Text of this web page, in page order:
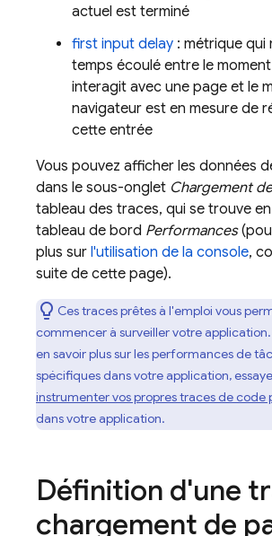
actuel est terminé
first input delay : métrique qui
temps écoulé entre le
interagit avec une page et le
navigateur est en mesure de
cette entrée
Vous pouvez afficher les données
dans le sous-onglet Chargement
tableau des traces, qui se trouve
tableau de bord Performances
plus sur l'utilisation de la console,
suite de cette page).
Ces traces prêtes à l'emploi vous
commencer à surveiller votre
en savoir plus sur les performances de
spécifiques dans votre application,
instrumenter vos propres traces de code
dans votre application.
Définition d'une
chargement de